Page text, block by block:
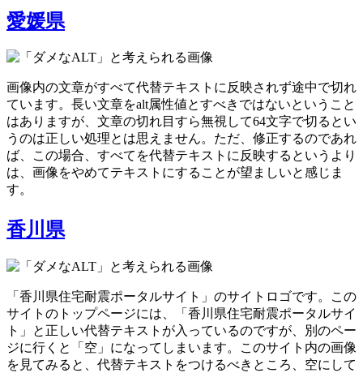
愛媛県
画像内の文章がすべて代替テキストに反映されず途中で切れ
ています。長い文章をalt属性値とすべきではないということ
はありますが、文章の切れ目すら無視して64文字で切るとい
うのは正しい処理とは思えません。ただ、修正するのであれ
ば、この場合、すべてを代替テキストに反映するというより
は、画像をやめてテキストにすることが望ましいと感じま
す。
香川県
「香川県住宅耐震ポータルサイト」のサイトロゴです。この
サイトのトップページには、「香川県住宅耐震ポータルサイ
ト」と正しい代替テキストが入っているのですが、別のペー
ジに行くと「空」になってしまいます。このサイト内の画像
を見てみると、代替テキストをつけるべきところ、空にして